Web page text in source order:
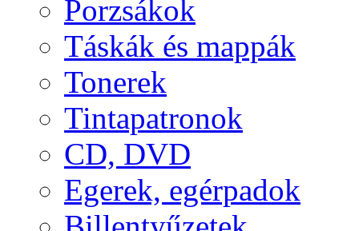
Porzsákok
Táskák és mappák
Tonerek
Tintapatronok
CD, DVD
Egerek, egérpadok